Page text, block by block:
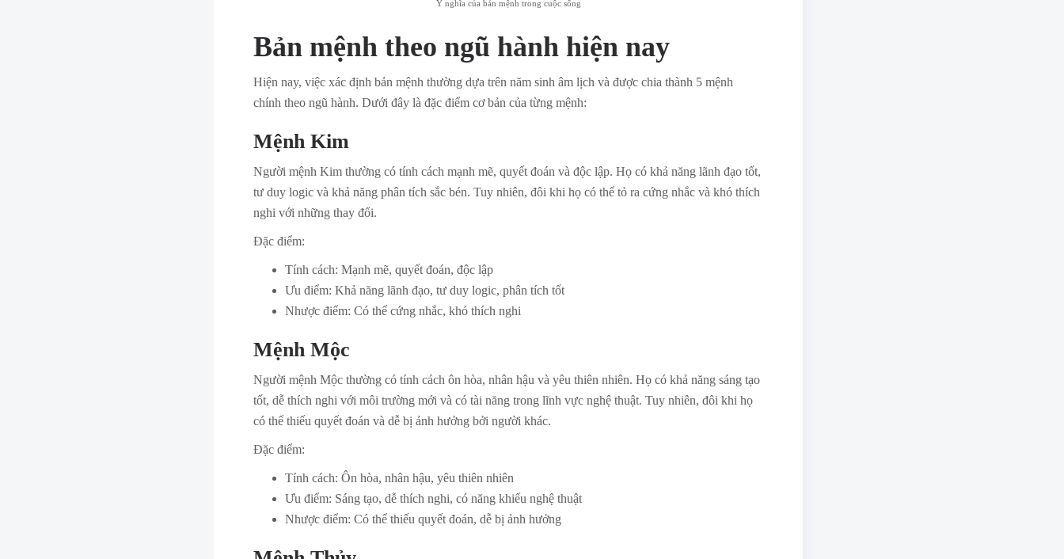
Ý nghĩa của bản mệnh trong cuộc sống
Bản mệnh theo ngũ hành hiện nay
Hiện nay, việc xác định bản mệnh thường dựa trên năm sinh âm lịch và được chia thành 5 mệnh
chính theo ngũ hành. Dưới đây là đặc điểm cơ bản của từng mệnh:
Mệnh Kim
Người mệnh Kim thường có tính cách mạnh mẽ, quyết đoán và độc lập. Họ có khả năng lãnh đạo tốt,
tư duy logic và khả năng phân tích sắc bén. Tuy nhiên, đôi khi họ có thể tỏ ra cứng nhắc và khó thích
nghi với những thay đổi.
Đặc điểm:
Tính cách: Mạnh mẽ, quyết đoán, độc lập
Ưu điểm: Khả năng lãnh đạo, tư duy logic, phân tích tốt
Nhược điểm: Có thể cứng nhắc, khó thích nghi
Mệnh Mộc
Người mệnh Mộc thường có tính cách ôn hòa, nhân hậu và yêu thiên nhiên. Họ có khả năng sáng tạo
tốt, dễ thích nghi với môi trường mới và có tài năng trong lĩnh vực nghệ thuật. Tuy nhiên, đôi khi họ
có thể thiếu quyết đoán và dễ bị ảnh hưởng bởi người khác.
Đặc điểm:
Tính cách: Ôn hòa, nhân hậu, yêu thiên nhiên
Ưu điểm: Sáng tạo, dễ thích nghi, có năng khiếu nghệ thuật
Nhược điểm: Có thể thiếu quyết đoán, dễ bị ảnh hưởng